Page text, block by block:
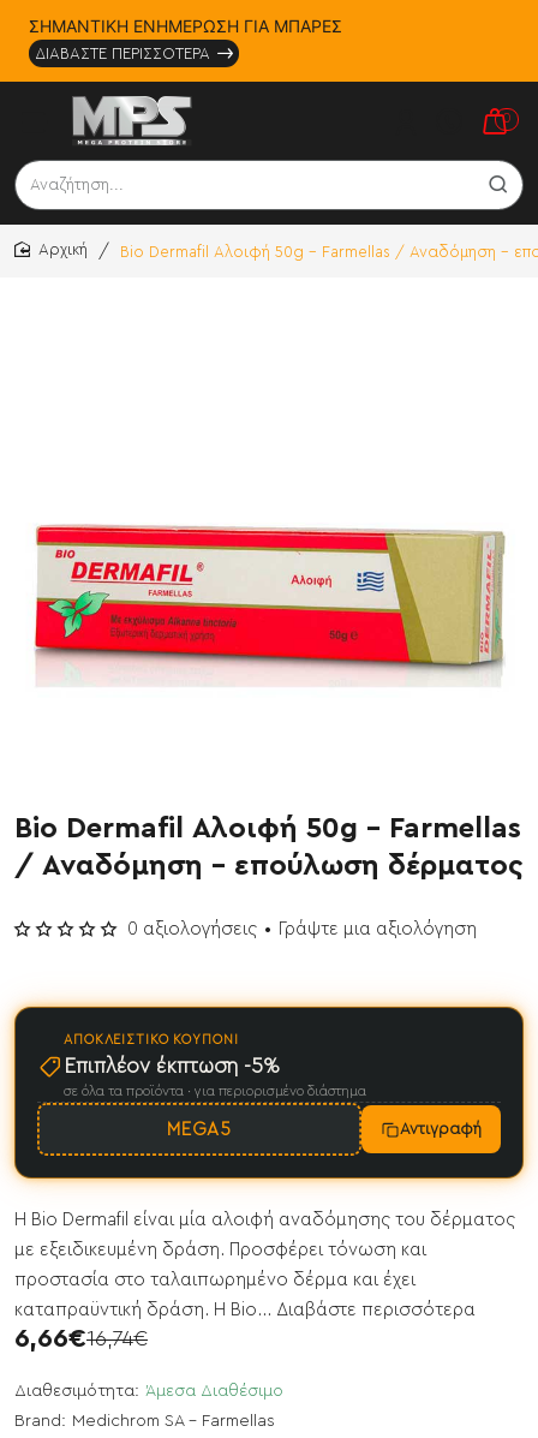
ΣΗΜΑΝΤΙΚΗ ΕΝΗΜΕΡΩΣΗ ΓΙΑ ΜΠΑΡΕΣ
ΔΙΑΒΑΣΤΕ ΠΕΡΙΣΣΟΤΕΡΑ
0
Αναζήτηση...
Bio Dermafil Αλοιφή 50g - Farmellas / Αναδόμηση -
Bio Dermafil Αλοιφή 50g - Farmellas
/ Αναδόμηση - επούλωση δέρματος
Διαθεσιμότητα: Άμεσα Διαθέσιμο
Brand: Medichrom SA - Farmellas
0 αξιολογήσεις • Γράψτε μια αξιολόγηση
6,66€16,74€
ΑΠΟΚΛΕΙΣΤΙΚΌ ΚΟΥΠΌΝΙ
Επιπλέον έκπτωση -5%
σε όλα τα προϊόντα · για περιορισμένο διάστημα
MEGA5 Αντιγραφή
Η Bio Dermafil είναι μία αλοιφή αναδόμησης του δέρματος
με εξειδικευμένη δράση. Προσφέρει τόνωση και
προστασία στο ταλαιπωρημένο δέρμα και έχει
καταπραϋντική δράση. Η Bio... Διαβάστε περισσότερα